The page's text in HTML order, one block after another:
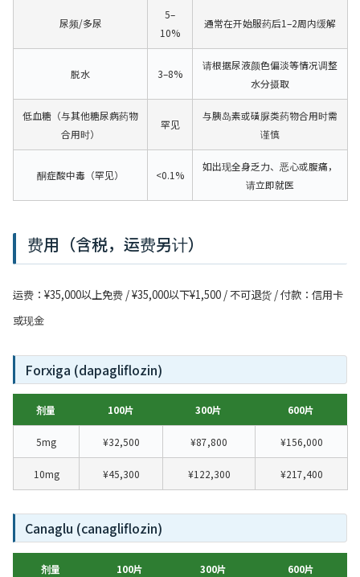
尿频/多尿
5–
10%
通常在开始服药后1–2周内缓解
脱水 3–8%
请根据尿液颜色偏淡等情况调整
水分摄取
低血糖（与其他糖尿病药物
合用时）
罕见
与胰岛素或磺脲类药物合用时需
谨慎
酮症酸中毒（罕见） <0.1%
如出现全身乏力、恶心或腹痛，
请立即就医
费用（含税，运费另计）
运费：¥35,000以上免费 / ¥35,000以下¥1,500 / 不可退货 / 付款：信用卡
或现金
Forxiga (dapagliflozin)
剂量 100片 300片 600片
5mg ¥32,500 ¥87,800 ¥156,000
10mg ¥45,300 ¥122,300 ¥217,400
Canaglu (canagliflozin)
剂量 100片 300片 600片